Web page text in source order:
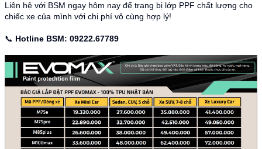
Liên hệ với BSM ngay hôm nay để trang bị lớp PPF chất lượng cho
chiếc xe của mình với chi phí vô cùng hợp lý!
📞 Hotline BSM: 09222.67789